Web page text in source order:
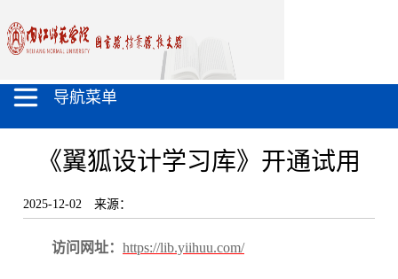
导航菜单
《翼狐设计学习库》开通试用
2025-12-02 来源：
访问网址： https://lib.yiihuu.com/